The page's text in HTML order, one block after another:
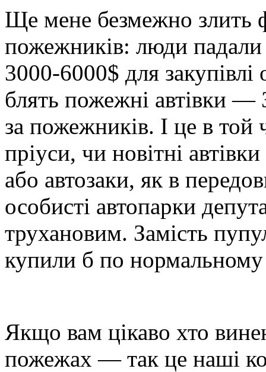
Ще мене безмежно злить
пожежників: люди падали
3000-6000$ для
блять пожежні автівки
за пожежників. І це в той
пріуси, чи новітні
або автозаки, як в
особисті автопарки
трухановим. Замість
купили б по
Якщо вам цікаво хто
пожежах — так це наші